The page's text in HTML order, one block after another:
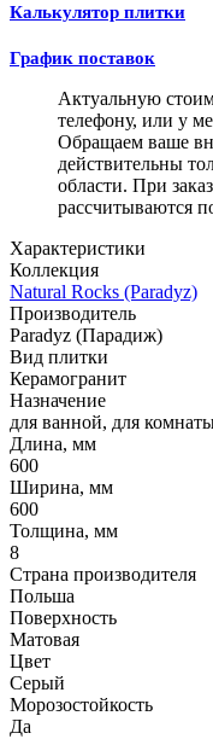
Калькулятор плитки
График поставок
Актуальную
телефону, или у
Обращаем ваше
действительны
области. При
рассчитываются
Характеристики
Коллекция
Natural Rocks (Paradyz)
Производитель
Paradyz (Парадиж)
Вид плитки
Керамогранит
Назначение
для ванной, для
Длина, мм
600
Ширина, мм
600
Толщина, мм
8
Страна производителя
Польша
Поверхность
Матовая
Цвет
Серый
Морозостойкость
Да